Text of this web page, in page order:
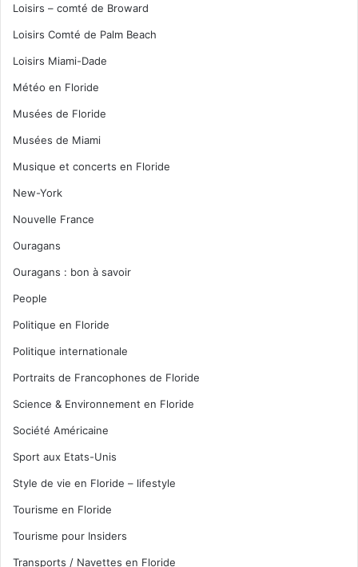
Loisirs – comté de Broward
Loisirs Comté de Palm Beach
Loisirs Miami-Dade
Météo en Floride
Musées de Floride
Musées de Miami
Musique et concerts en Floride
New-York
Nouvelle France
Ouragans
Ouragans : bon à savoir
People
Politique en Floride
Politique internationale
Portraits de Francophones de Floride
Science & Environnement en Floride
Société Américaine
Sport aux Etats-Unis
Style de vie en Floride – lifestyle
Tourisme en Floride
Tourisme pour Insiders
Transports / Navettes en Floride